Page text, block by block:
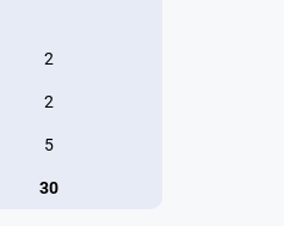
2
2
5
30